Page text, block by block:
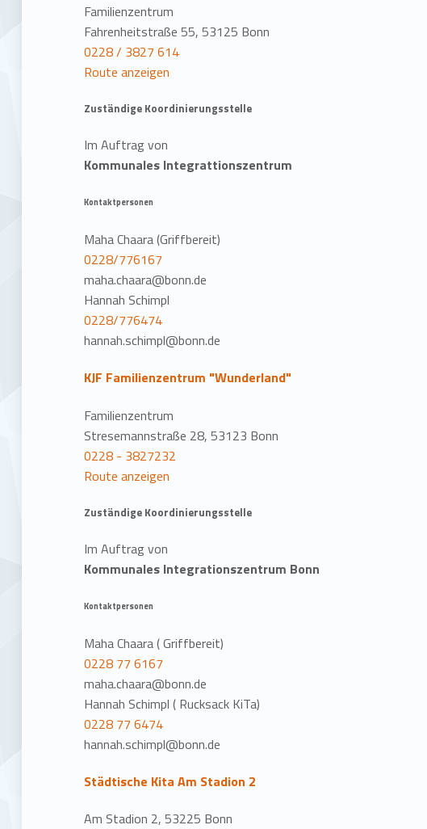
Familienzentrum
Fahrenheitstraße 55, 53125 Bonn
0228 / 3827 614
Route anzeigen
Zuständige Koordinierungsstelle
Im Auftrag von
Kommunales Integrattionszentrum
Kontaktpersonen
Maha Chaara (Griffbereit)
0228/776167
maha.chaara@bonn.de
Hannah Schimpl
0228/776474
hannah.schimpl@bonn.de
KJF Familienzentrum "Wunderland"
Familienzentrum
Stresemannstraße 28, 53123 Bonn
0228 - 3827232
Route anzeigen
Zuständige Koordinierungsstelle
Im Auftrag von
Kommunales Integrationszentrum Bonn
Kontaktpersonen
Maha Chaara ( Griffbereit)
0228 77 6167
maha.chaara@bonn.de
Hannah Schimpl ( Rucksack KiTa)
0228 77 6474
hannah.schimpl@bonn.de
Städtische Kita Am Stadion 2
Am Stadion 2, 53225 Bonn